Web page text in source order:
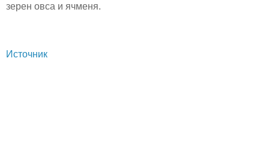
зерен овса и ячменя.
Источник